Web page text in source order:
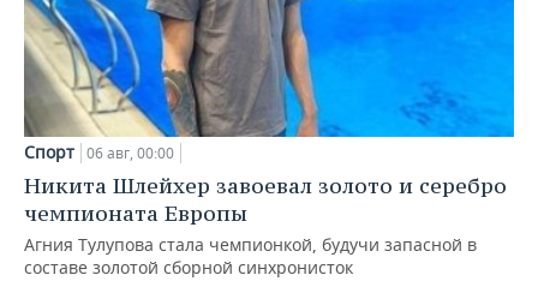
Спорт 06 авг, 00:00
Никита Шлейхер завоевал золото и серебро
чемпионата Европы
Агния Тулупова стала чемпионкой, будучи запасной в
составе золотой сборной синхронисток